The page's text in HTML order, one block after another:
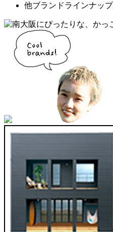
他ブランドラインナップ